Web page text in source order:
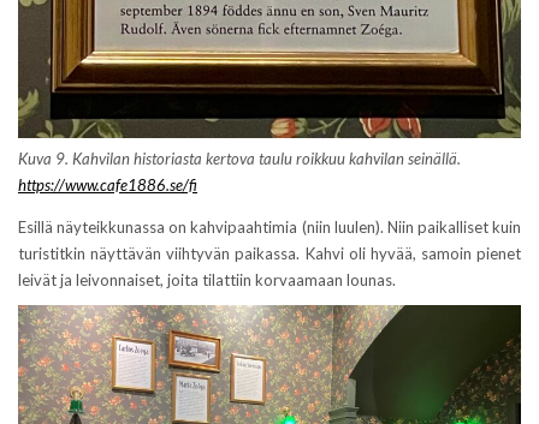
Kuva 9. Kahvilan historiasta kertova taulu roikkuu kahvilan seinällä.
https://www.cafe1886.se/fi
Esillä näyteikkunassa on kahvipaahtimia (niin luulen). Niin paikalliset kuin
turistitkin näyttävän viihtyvän paikassa. Kahvi oli hyvää, samoin pienet
leivät ja leivonnaiset, joita tilattiin korvaamaan lounas.